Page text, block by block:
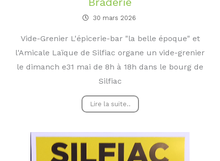
30 mars 2026
Vide-Grenier L'épicerie-bar "la belle époque" et
l'Amicale Laïque de Silfiac organe un vide-grenier
le dimanch e31 mai de 8h à 18h dans le bourg de
Silfiac
Lire la suite..